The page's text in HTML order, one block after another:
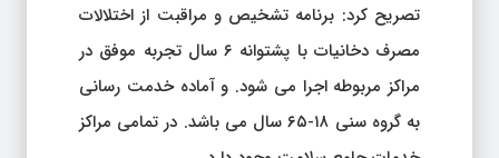
تصریح کرد: برنامه تشخیص و مراقبت از اختلالات
مصرف دخانیات با پشتوانه ۶ سال تجربه موفق در
مراکز مربوطه اجرا می شود. و آماده خدمت رسانی
به گروه سنی ۱۸-۶۵ سال می باشد. در تمامی مراکز